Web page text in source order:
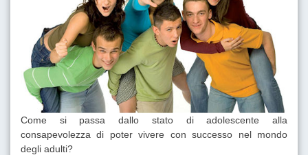
Come si passa dallo stato di adolescente alla
consapevolezza di poter vivere con successo nel mondo
degli adulti?